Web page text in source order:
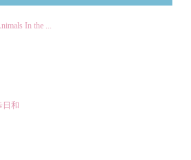
In the ...
日和